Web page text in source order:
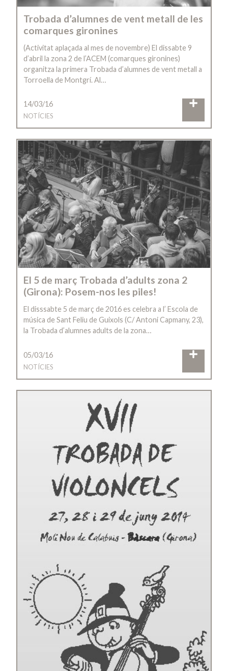
Trobada d’alumnes de vent metall de les
comarques gironines
(Activitat aplaçada al mes de novembre) El dissabte 9
d’abril la zona 2 de l’ACEM (comarques gironines)
organitza la primera Trobada d’alumnes de vent metall a
Torroella de Montgrí. Al…
14/03/16
NOTÍCIES
El 5 de març Trobada d’adults zona 2
(Girona): Posem-nos les piles!
El disssabte 5 de març de 2016 es celebra a l’ Escola de
música de Sant Feliu de Guixols (C/ Antoni Capmany, 23),
la Trobada d’alumnes adults de la zona…
05/03/16
NOTÍCIES